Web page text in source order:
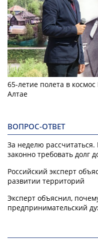
65-летие полета в
Алтае
ВОПРОС-ОТВЕТ
За неделю
законно требовать долг
Российский эксперт
развитии территорий
Эксперт объяснил,
предпринимательский